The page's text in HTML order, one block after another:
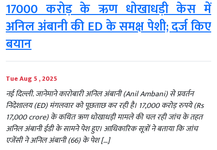
17000 करोड़ के ऋण धोखाधड़ी केस में
अनिल अंबानी की ED के समक्ष पेशी; दर्ज किए
बयान
Tue Aug 5 , 2025
नई दिल्ली. जानेमाने कारोबारी अनिल अंबानी (Anil Ambani) से प्रवर्तन
निदेशालय (ED) मंगलवार को पूछताछ कर रही है। 17,000 करोड़ रुपये (Rs
17,000 crore) के कथित ऋण धोखाधड़ी मामले की चल रही जांच के तहत
अनिल अंबानी ईडी के सामने पेश हुए। आधिकारिक सूत्रों ने बताया कि जांच
एजेंसी ने अनिल अंबानी (66) के पेश […]